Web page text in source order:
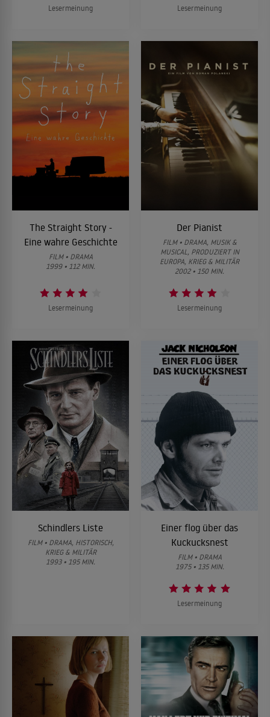
Lesermeinung Lesermeinung
The Straight Story -
Eine wahre Geschichte
FILM • DRAMA
1999 • 112 MIN.
Lesermeinung
Der Pianist
FILM • DRAMA, MUSIK &
MUSICAL, PRODUZIERT IN
EUROPA, KRIEG & MILITÄR
2002 • 150 MIN.
Lesermeinung
Schindlers Liste
FILM • DRAMA, HISTORISCH,
KRIEG & MILITÄR
1993 • 195 MIN.
Einer flog über das
Kuckucksnest
FILM • DRAMA
1975 • 135 MIN.
Lesermeinung